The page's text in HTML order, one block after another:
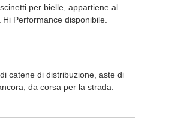
per bielle, appartiene al
Performance disponibile.
catene di distribuzione, aste di
da corsa per la strada.